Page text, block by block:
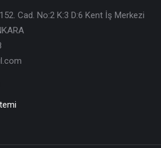
Cad. No:2 K:3 D:6 Kent İş Merkezi